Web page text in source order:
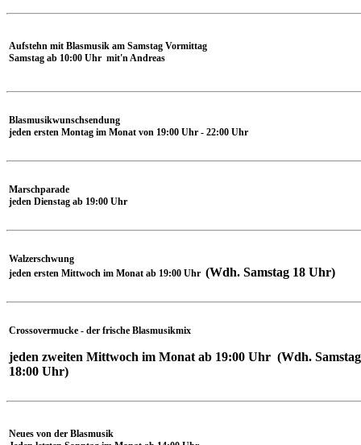
Aufstehn mit Blasmusik am Samstag Vormittag
Samstag ab 10:00 Uhr mit'n Andreas
Blasmusikwunschsendung
jeden ersten Montag im Monat von 19:00 Uhr - 22:00 Uhr
Marschparade
jeden Dienstag ab 19:00 Uhr
Walzerschwung
jeden ersten Mittwoch im Monat ab 19:00 Uhr (Wdh. Samstag 18 Uhr)
Crossovermucke - der frische Blasmusikmix
jeden zweiten Mittwoch im Monat ab 19:00 Uhr (Wdh. Samstag
18:00 Uhr)
Neues von der Blasmusik